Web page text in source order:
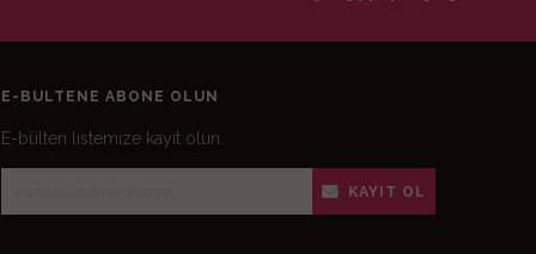
E-BÜLTENE ABONE OLUN
E-bülten listemize kayıt olun.
KAYIT OL